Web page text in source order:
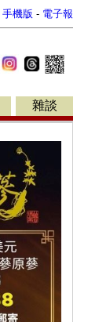
手機版 - 電子報
雜談